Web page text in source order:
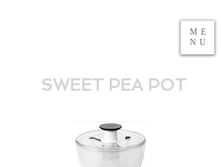
SWEET PEA POT
ME
NU